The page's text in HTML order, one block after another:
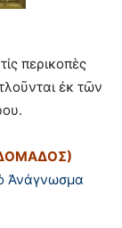
περικοπὲς
ἐκ τῶν
Ἀνάγνωσμα